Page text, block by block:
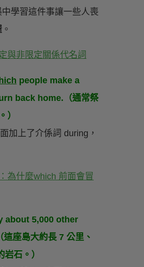
學習這件事讓一些人喪
。
與非限定關係代名詞
people make a
back home.（通常祭
）
加上了介係詞 during，
為什麼which 前面會冒
about 5,000 other
座島大約長 7 公里、
石。）